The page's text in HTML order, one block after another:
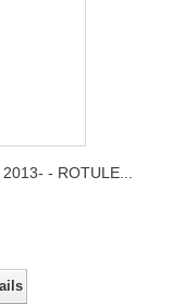
- ROTULE...